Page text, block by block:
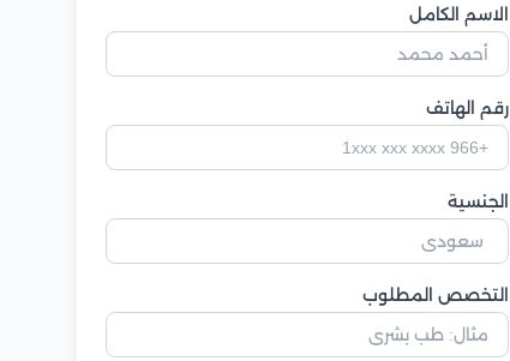
الاسم الكامل
رقم الهاتف
الجنسية
التخصص المطلوب